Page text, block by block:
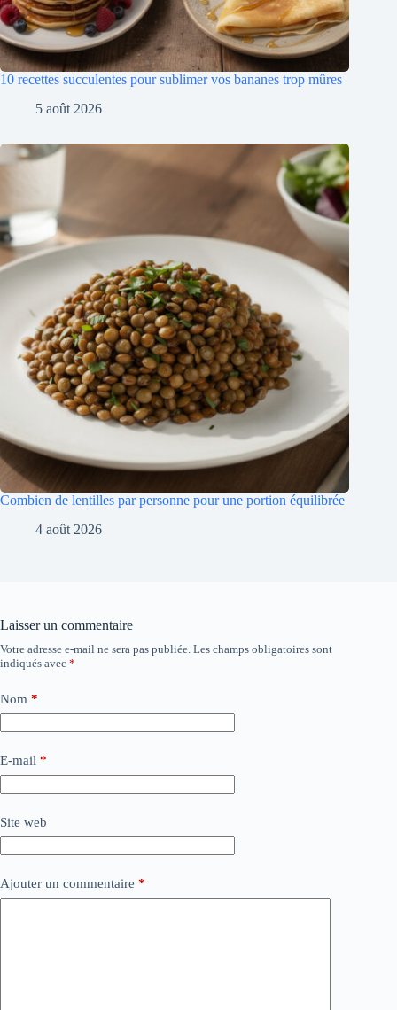
10 recettes succulentes pour sublimer vos bananes trop mûres
5 août 2026
Combien de lentilles par personne pour une portion équilibrée
4 août 2026
Laisser un commentaire
Votre adresse e-mail ne sera pas publiée. Les champs obligatoires sont
indiqués avec *
Nom *
E-mail *
Site web
Ajouter un commentaire *